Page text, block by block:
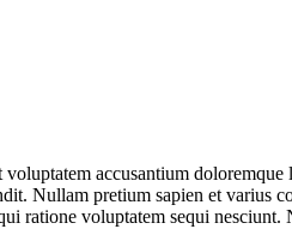
accusantium
Nullam pretium sapien et varius
ratione voluptatem sequi